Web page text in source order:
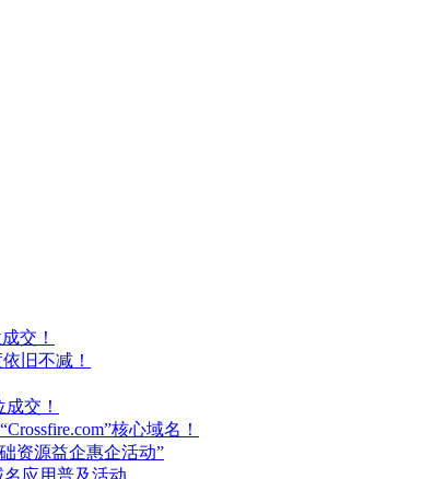
交！
旧不减！
交！
核心域名！
资源益企惠企活动”
应用普及活动